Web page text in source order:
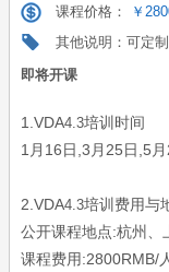
课程价格：
￥
其他说明：可定
即将开课
1.VDA4.3培训时间
1月16日,3月25日,5
2.VDA4.3培训费用与
公开课程地点:杭州、
课程费用:2800RMB/